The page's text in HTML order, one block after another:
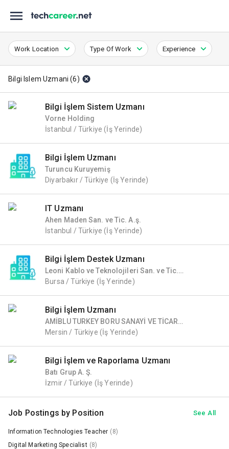
Work Location Type Of Work Experience
Bilgi Islem Uzmani (6)
Bilgi İşlem Sistem Uzmanı
Vorne Holding
İstanbul / Türkiye(İş Yerinde)
Bilgi İşlem Uzmanı
Turuncu Kuruyemiş
Diyarbakır / Türkiye (İş Yerinde)
IT Uzmanı
Ahen Maden San. ve Tic. A.ş.
İstanbul / Türkiye(İş Yerinde)
Bilgi İşlem Destek Uzmanı
Leoni Kablo ve Teknolojileri San. ve Tic.
Ltd. Şti
Bursa / Türkiye (İş Yerinde)
Bilgi İşlem Uzmanı
AMİBLU TURKEY BORU SANAYİ VE TİCARET
A.Ş.
Mersin / Türkiye (İş Yerinde)
Bilgi İşlem ve Raporlama Uzmanı
Batı Grup A. Ş.
İzmir / Türkiye (İş Yerinde)
Job Postings by Position See All
Information Technologies Teacher (8)
Digital Marketing Specialist (8)